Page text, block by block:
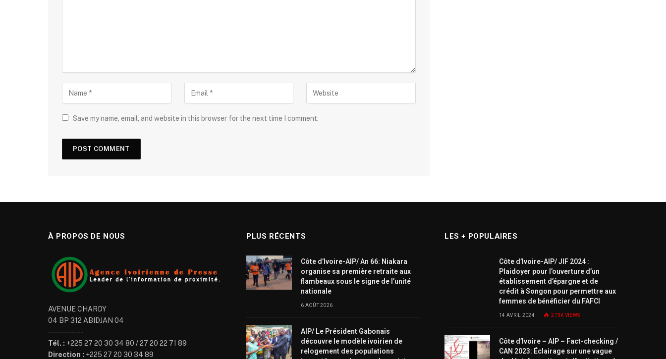
Save my name, email, and website in this browser for the next time I comment.
À PROPOS DE NOUS
AVENUE CHARDY
04 BP 312 ABIDJAN 04
------------
Tél. : +225 27 20 30 34 80 / 27 20 22 71 89
Direction : +225 27 20 30 34 89
PLUS RÉCENTS
Côte d’Ivoire-AIP/ An 66: Niakara
organise sa première retraite aux
flambeaux sous le signe de l’unité
nationale
6 AOÛT 2026
AIP/ Le Président Gabonais
découvre le modèle ivoirien de
relogement des populations
LES + POPULAIRES
Côte d’Ivoire-AIP/ JIF 2024 :
Plaidoyer pour l’ouverture d’un
établissement d’épargne et de
crédit à Songon pour permettre aux
femmes de bénéficier du FAFCI
14 AVRIL 2024 273K VIEWS
Côte d’Ivoire – AIP – Fact-checking /
CAN 2023: Éclairage sur une vague